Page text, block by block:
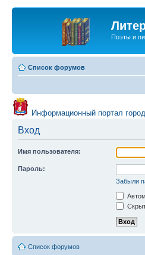
Поэты и
Список форумов
Информационный портал
Вход
Имя пользователя:
Пароль:
Забыли
Список форумов